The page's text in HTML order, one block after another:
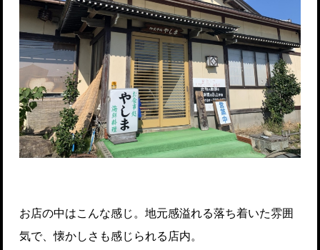
お店の中はこんな感じ。地元感溢れる落ち着いた雰囲
気で、懐かしさも感じられる店内。